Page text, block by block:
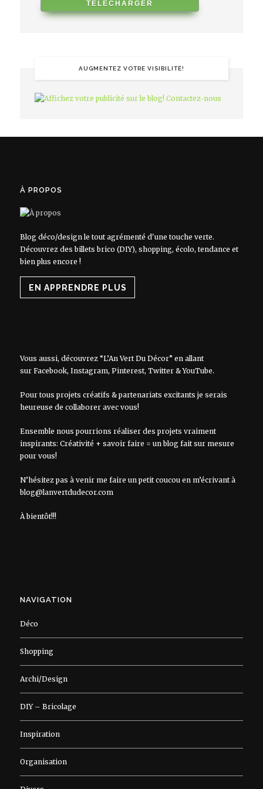
AUGMENTEZ VOTRE VISIBILITÉ!
À PROPOS
Blog déco/design le tout agrémenté d'une touche verte.
Découvrez des billets brico (DIY), shopping, écolo, tendance et
bien plus encore !
EN APPRENDRE PLUS
Vous aussi, découvrez “L’An Vert Du Décor” en allant
sur Facebook, Instagram, Pinterest, Twitter&YouTube.
Pour tous projets créatifs & partenariats excitants je serais
heureuse de collaborer avec vous!
Ensemble nous pourrions réaliser des projets vraiment
inspirants: Créativité + savoir faire = un blog fait sur mesure
pour vous!
N’hésitez pas à venir me faire un petit coucou en m’écrivant à
blog@lanvertdudecor.com
À bientôt!!!
NAVIGATION
Déco
Shopping
Archi/Design
DIY – Bricolage
Inspiration
Organisation